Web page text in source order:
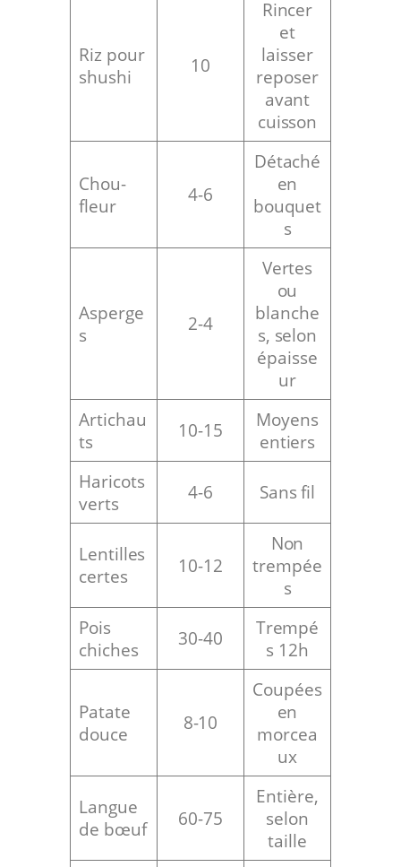
Riz pour
shushi
10
Rincer
et
laisser
reposer
avant
cuisson
Chou-
fleur
4-6
Détaché
en
bouquet
s
Asperge
s
2-4
Vertes
ou
blanche
s, selon
épaisse
ur
Artichau
ts
10-15
Moyens
entiers
Haricots
verts
4-6 Sans fil
Lentilles
certes
10-12
Non
trempée
s
Pois
chiches
30-40
Trempé
s 12h
Patate
douce
8-10
Coupées
en
morcea
ux
Langue
de bœuf
60-75
Entière,
selon
taille